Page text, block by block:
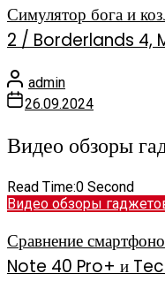
Симулятор бога и
2 / Borderlands 4,
admin
26.09.2024
Видео обзоры
Read Time:0 Second
Видео обзоры
Сравнение
Note 40 Pro+ и